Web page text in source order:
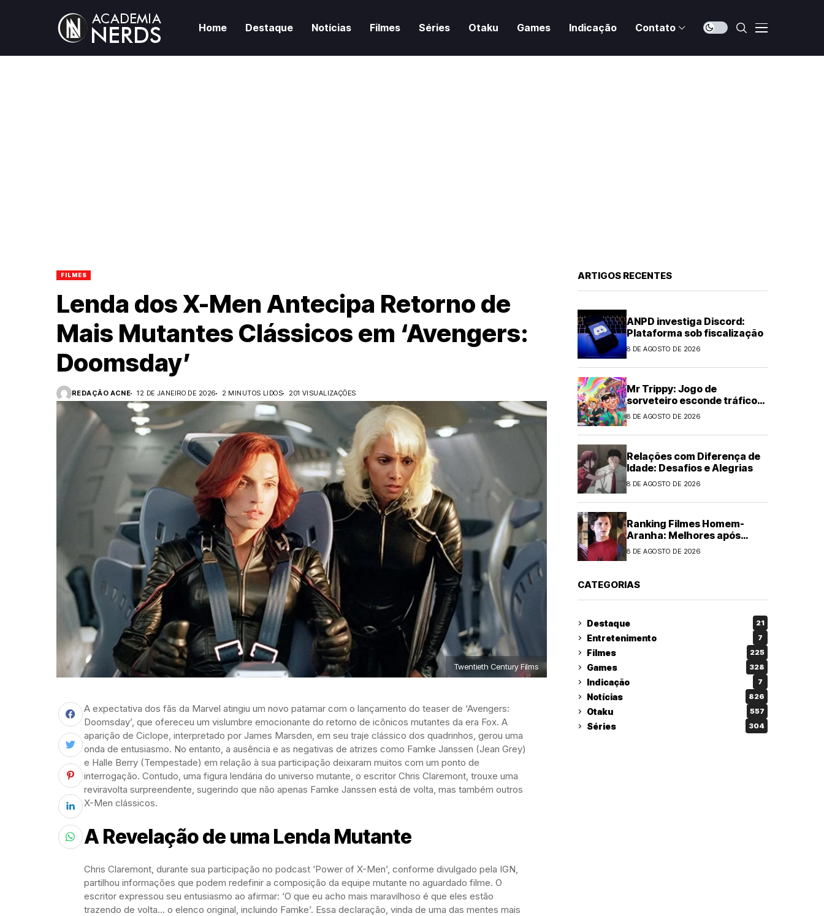
Home Destaque Notícias Filmes Séries Otaku Games Indicação Contato
FILMES
Lenda dos X-Men Antecipa Retorno de
Mais Mutantes Clássicos em ‘Avengers:
Doomsday’
REDAÇÃO ACNE 12 DE JANEIRO DE 2026 2 MINUTOS LIDOS 201 VISUALIZAÇÕES
Twentieth Century Films
A expectativa dos fãs da Marvel atingiu um novo patamar com o lançamento do teaser de ‘Avengers:
Doomsday’, que ofereceu um vislumbre emocionante do retorno de icônicos mutantes da era Fox. A
aparição de Ciclope, interpretado por James Marsden, em seu traje clássico dos quadrinhos, gerou uma
onda de entusiasmo. No entanto, a ausência e as negativas de atrizes como Famke Janssen (Jean Grey)
e Halle Berry (Tempestade) em relação à sua participação deixaram muitos com um ponto de
interrogação. Contudo, uma figura lendária do universo mutante, o escritor Chris Claremont, trouxe uma
reviravolta surpreendente, sugerindo que não apenas Famke Janssen está de volta, mas também outros
X-Men clássicos.
A Revelação de uma Lenda Mutante
Chris Claremont, durante sua participação no podcast ‘Power of X-Men’, conforme divulgado pela IGN,
partilhou informações que podem redefinir a composição da equipe mutante no aguardado filme. O
escritor expressou seu entusiasmo ao afirmar: ‘O que eu acho mais maravilhoso é que eles estão
trazendo de volta… o elenco original, incluindo Famke’. Essa declaração, vinda de uma das mentes mais
ARTIGOS RECENTES
ANPD investiga Discord:
Plataforma sob fiscalização
8 DE AGOSTO DE 2026
Mr Trippy: Jogo de
sorveteiro esconde tráfico
de drogas
8 DE AGOSTO DE 2026
Relações com Diferença de
Idade: Desafios e Alegrias
8 DE AGOSTO DE 2026
Ranking Filmes Homem-
Aranha: Melhores após
Brand New Day
8 DE AGOSTO DE 2026
CATEGORIAS
Destaque 21
Entretenimento 7
Filmes 225
Games 328
Indicação 7
Notícias 826
Otaku 557
Séries 304